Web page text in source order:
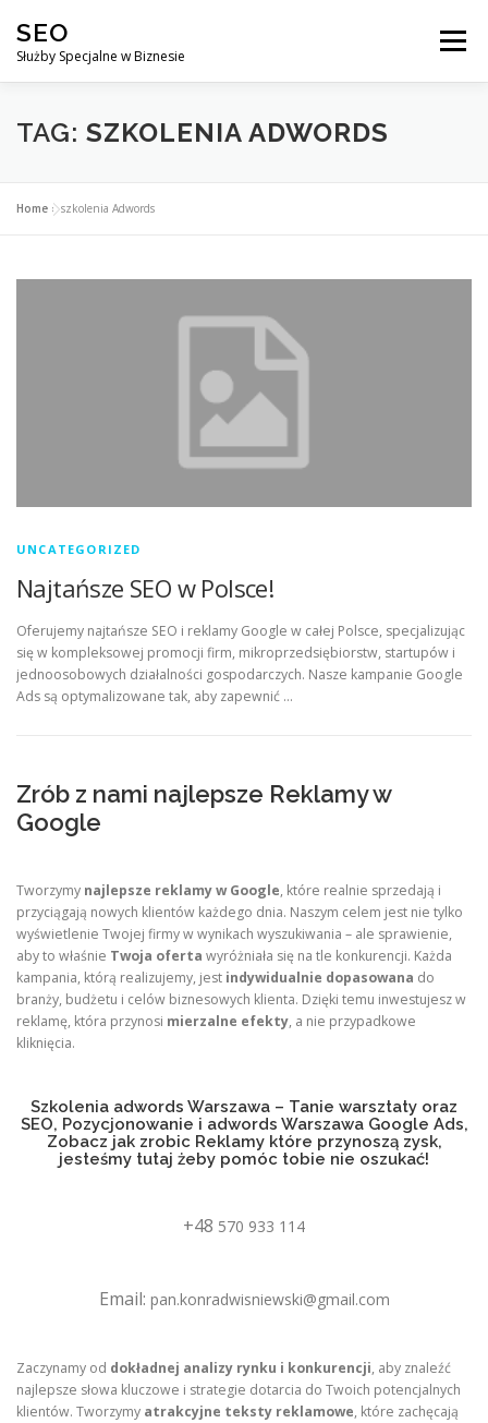
treści
SEO
Służby Specjalne w Biznesie
Menu
AGENCJA SEO CO ZYSKUJESZ ?
DLACZEGO WARTO?
TAG: SZKOLENIA ADWORDS
Home »szkolenia Adwords
UNCATEGORIZED
Najtańsze SEO w Polsce!
Oferujemy najtańsze SEO i reklamy Google w całej Polsce, specjalizując
się w kompleksowej promocji firm, mikroprzedsiębiorstw, startupów i
jednoosobowych działalności gospodarczych. Nasze kampanie Google
Ads są optymalizowane tak, aby zapewnić …
Zrób z nami najlepsze Reklamy w
Google
Tworzymy najlepsze reklamy w Google, które realnie sprzedają i
przyciągają nowych klientów każdego dnia. Naszym celem jest nie tylko
wyświetlenie Twojej firmy w wynikach wyszukiwania – ale sprawienie,
aby to właśnie Twoja oferta wyróżniała się na tle konkurencji. Każda
kampania, którą realizujemy, jest indywidualnie dopasowana do
branży, budżetu i celów biznesowych klienta. Dzięki temu inwestujesz w
reklamę, która przynosi mierzalne efekty, a nie przypadkowe
kliknięcia.
Szkolenia adwords Warszawa – Tanie warsztaty oraz
SEO, Pozycjonowanie i adwords Warszawa Google Ads,
Zobacz jak zrobic Reklamy które przynoszą zysk,
jesteśmy tutaj żeby pomóc tobie nie oszukać!
+48 570 933 114
Email: pan.konradwisniewski@gmail.com
Zaczynamy od dokładnej analizy rynku i konkurencji, aby znaleźć
najlepsze słowa kluczowe i strategie dotarcia do Twoich potencjalnych
klientów. Tworzymy atrakcyjne teksty reklamowe, które zachęcają